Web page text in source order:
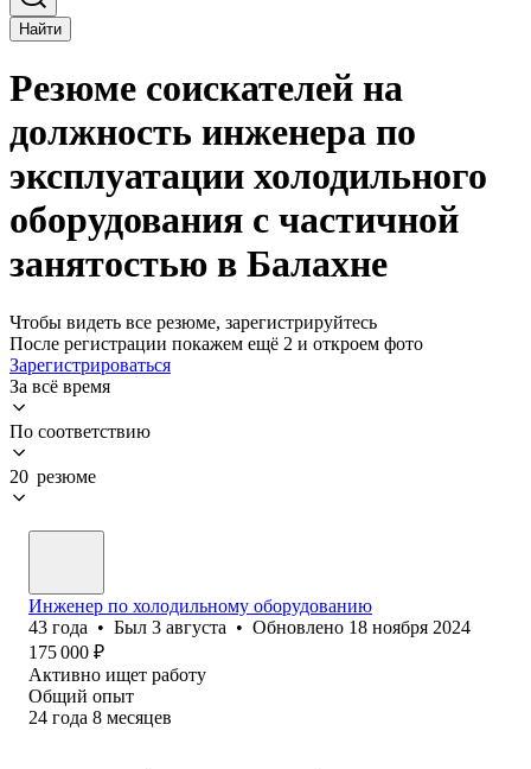
Найти
Резюме соискателей на
должность инженера по
эксплуатации холодильного
оборудования с частичной
занятостью в Балахне
Чтобы видеть все резюме, зарегистрируйтесь
После регистрации покажем ещё 2 и откроем фото
Зарегистрироваться
За всё время
По соответствию
20 резюме
Инженер по холодильному оборудованию
43 года • Был 3 августа • Обновлено 18 ноября 2024
175 000 ₽
Активно ищет работу
Общий опыт
24 года 8 месяцев